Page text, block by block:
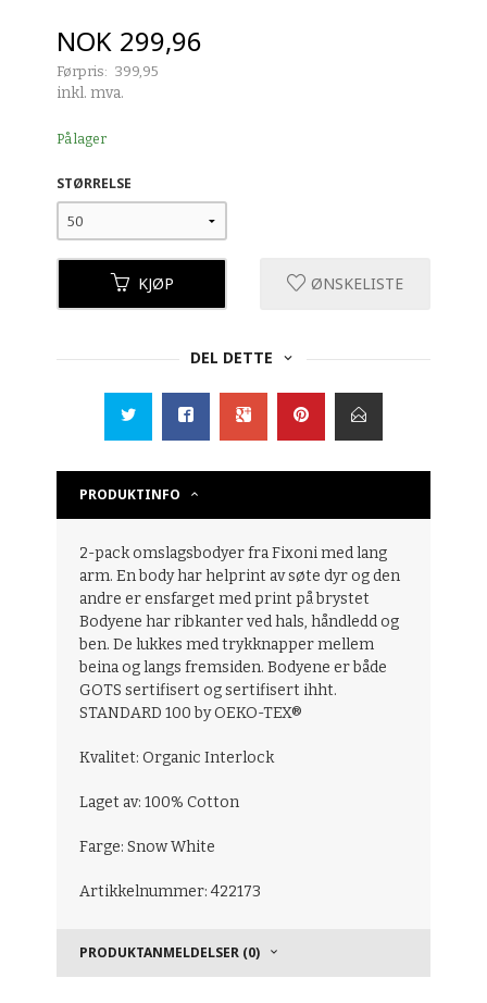
Tilbud
NOK 299,96
Førpris: 399,95
Rabatt
inkl. mva.
På lager
STØRRELSE
KJØP ØNSKELISTE
DEL DETTE
PRODUKTINFO
2-pack omslagsbodyer fra Fixoni med lang
arm. En body har helprint av søte dyr og den
andre er ensfarget med print på brystet
Bodyene har ribkanter ved hals, håndledd og
ben. De lukkes med trykknapper mellem
beina og langs fremsiden. Bodyene er både
GOTS sertifisert og sertifisert ihht.
STANDARD 100 by OEKO-TEX®
Kvalitet: Organic Interlock
Laget av: 100% Cotton
Farge: Snow White
Artikkelnummer: 422173
PRODUKTANMELDELSER (0)